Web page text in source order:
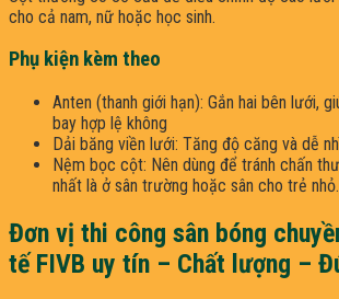
cho cả nam, nữ hoặc học sinh.
Phụ kiện kèm theo
Anten (thanh giới hạn): Gắn hai bên lưới,
bay hợp lệ không
Dải băng viền lưới: Tăng độ căng và dễ
Nệm bọc cột: Nên dùng để tránh chấn
nhất là ở sân trường hoặc sân cho trẻ nhỏ.
Đơn vị thi công sân bóng
tế FIVB uy tín – Chất lượng –